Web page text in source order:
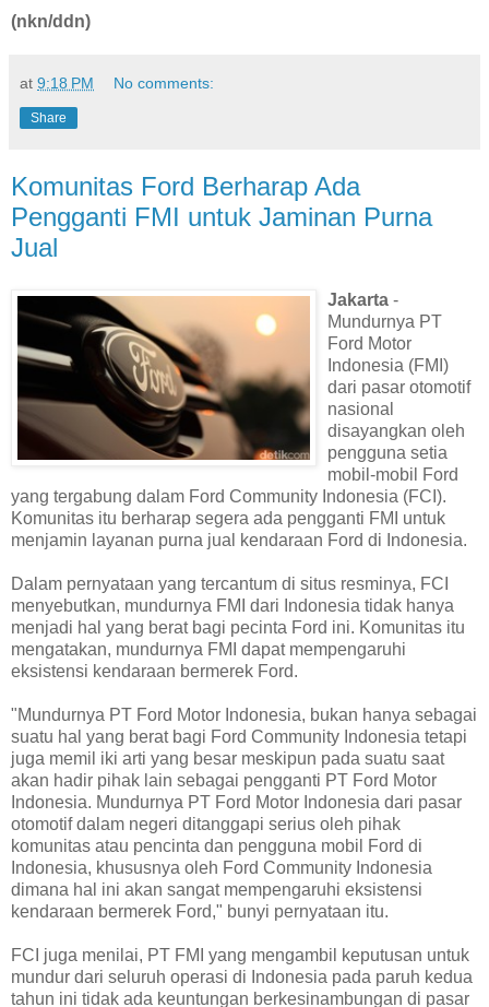
(nkn/ddn)
at 9:18 PM No comments:
Share
Komunitas Ford Berharap Ada
Pengganti FMI untuk Jaminan Purna
Jual
Jakarta -
Mundurnya PT
Ford Motor
Indonesia (FMI)
dari pasar otomotif
nasional
disayangkan oleh
pengguna setia
mobil-mobil Ford
yang tergabung dalam Ford Community Indonesia (FCI).
Komunitas itu berharap segera ada pengganti FMI untuk
menjamin layanan purna jual kendaraan Ford di Indonesia.
Dalam pernyataan yang tercantum di situs resminya, FCI
menyebutkan, mundurnya FMI dari Indonesia tidak hanya
menjadi hal yang berat bagi pecinta Ford ini. Komunitas itu
mengatakan, mundurnya FMI dapat mempengaruhi
eksistensi kendaraan bermerek Ford.
"Mundurnya PT Ford Motor Indonesia, bukan hanya sebagai
suatu hal yang berat bagi Ford Community Indonesia tetapi
juga memil iki arti yang besar meskipun pada suatu saat
akan hadir pihak lain sebagai pengganti PT Ford Motor
Indonesia. Mundurnya PT Ford Motor Indonesia dari pasar
otomotif dalam negeri ditanggapi serius oleh pihak
komunitas atau pencinta dan pengguna mobil Ford di
Indonesia, khususnya oleh Ford Community Indonesia
dimana hal ini akan sangat mempengaruhi eksistensi
kendaraan bermerek Ford," bunyi pernyataan itu.
FCI juga menilai, PT FMI yang mengambil keputusan untuk
mundur dari seluruh operasi di Indonesia pada paruh kedua
tahun ini tidak ada keuntungan berkesinambungan di pasar